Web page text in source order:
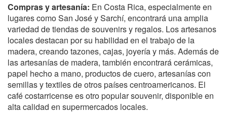
Compras y artesanía: En Costa Rica, especialmente en
lugares como San José y Sarchí, encontrará una amplia
variedad de tiendas de souvenirs y regalos. Los artesanos
locales destacan por su habilidad en el trabajo de la
madera, creando tazones, cajas, joyería y más. Además de
las artesanías de madera, también encontrará cerámicas,
papel hecho a mano, productos de cuero, artesanías con
semillas y textiles de otros países centroamericanos. El
café costarricense es otro popular souvenir, disponible en
alta calidad en supermercados locales.